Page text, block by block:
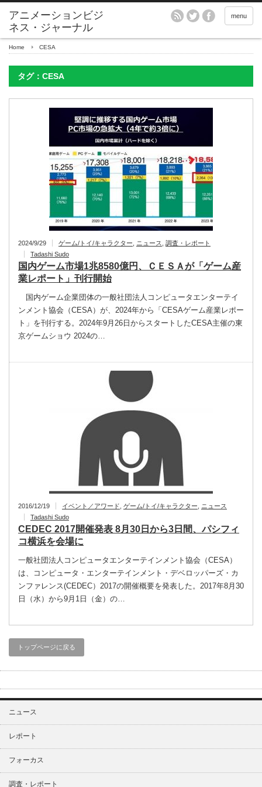
アニメーションビジ
ネス・ジャーナル
menu
Home CESA
タグ：CESA
2024/9/29 ゲーム/トイ/キャラクター ニュース
調査・レポート
Tadashi Sudo
国内ゲーム市場1兆8580億円、ＣＥＳＡが「ゲーム産
業レポート」刊行開始
国内ゲーム企業団体の一般社団法人コンピュータエンターテイ
ンメント協会（CESA）が、2024年から「CESAゲーム産業レポー
ト」を刊行する。2024年9月26日からスタートしたCESA主催の東
京ゲームショウ 2024の…
2016/12/19 イベント／アワード ゲーム/トイ/キャラクター
ニュース
Tadashi Sudo
CEDEC 2017開催発表 8月30日から3日間、パシフィ
コ横浜を会場に
一般社団法人コンピュータエンターテインメント協会（CESA）
は、コンピュータ・エンターテインメント・デベロッパーズ・カ
ンファレンス(CEDEC）2017の開催概要を発表した。2017年8月30
日（水）から9月1日（金）の…
トップページに戻る
ニュース
レポート
フォーカス
調査・レポート